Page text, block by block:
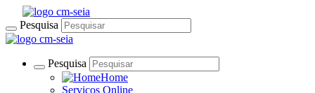
Pesquisa
Pesquisa
Home
Serviços Online